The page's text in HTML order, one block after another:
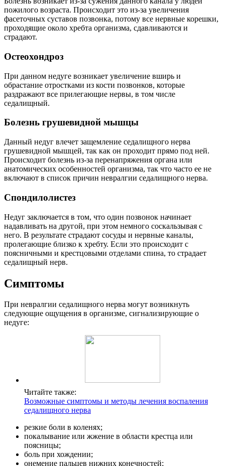
пожилого возраста. Происходит это из-за увеличения
фасеточных суставов позвонка, потому все нервные корешки,
проходящие около хребта организма, сдавливаются и
страдают.
Остеохондроз
При данном недуге возникает увеличение вширь и
обрастание отростками из кости позвонков, которые
раздражают все прилегающие нервы, в том числе
седалищный.
Болезнь грушевидной мышцы
Данный недуг влечет защемление седалищного нерва
грушевидной мышцей, так как он проходит прямо под ней.
Происходит болезнь из-за перенапряжения органа или
анатомических особенностей организма, так что часто ее не
включают в список причин невралгии седалищного нерва.
Спондилолистез
Недуг заключается в том, что один позвонок начинает
надавливать на другой, при этом немного соскальзывая с
него. В результате страдают сосуды и нервные каналы,
пролегающие близко к хребту. Если это происходит с
поясничными и крестцовыми отделами спина, то страдает
седалищный нерв.
Симптомы
При невралгии седалищного нерва могут возникнуть
следующие ощущения в организме, сигнализирующие о
недуге:
Читайте также:
Возможные симптомы и методы лечения воспаления
седалищного нерва
резкие боли в коленях;
покалывание или жжение в области крестца или
поясницы;
боль при хождении;
онемение пальцев нижних конечностей;